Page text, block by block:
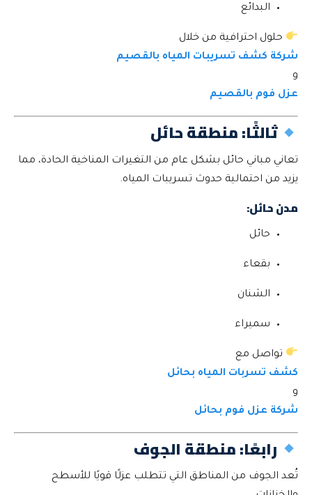
البدائع
حلول احترافية من خلال
شركة كشف تسريبات المياه بالقصيم
و
عزل فوم بالقصيم
ثالثًا: منطقة حائل
تعاني مباني حائل بشكل عام من التغيرات المناخية الحادة، مما
يزيد من احتمالية حدوث تسريبات المياه.
مدن حائل:
حائل
بقعاء
الشنان
سميراء
تواصل مع
كشف تسربات المياه بحائل
و
شركة عزل فوم بحائل
رابعًا: منطقة الجوف
تُعد الجوف من المناطق التي تتطلب عزلًا قويًا للأسطح